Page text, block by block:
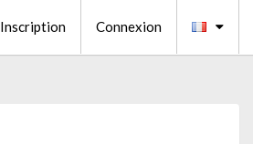
Inscription Connexion